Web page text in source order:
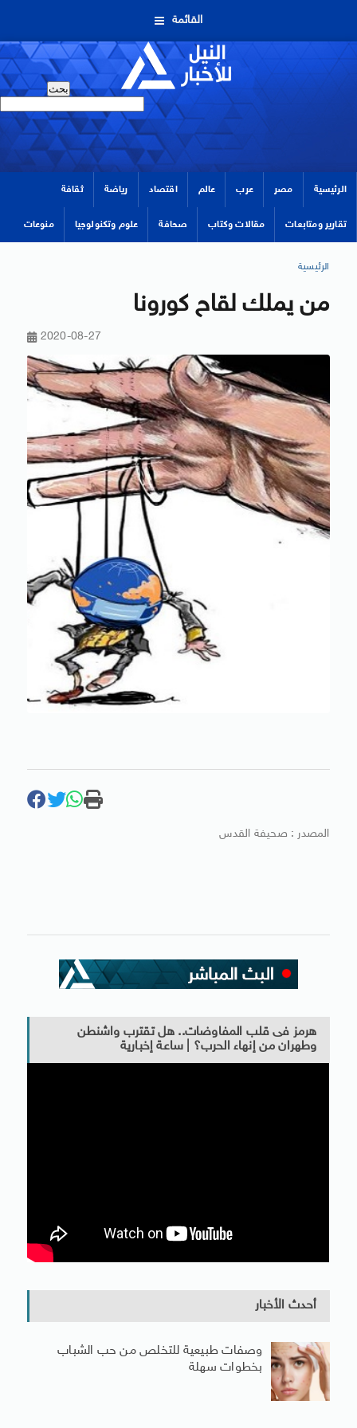
القائمة
الرئيسية مصر عرب عالم اقتصاد رياضة ثقافة
تقارير ومتابعات مقالات وكتاب صحافة علوم وتكنولوجيا منوعات
الرئيسية
من يملك لقاح كورونا
2020-08-27
المصدر : صحيفة القدس
هرمز فى قلب المفاوضات.. هل تقترب واشنطن
وطهران من إنهاء الحرب؟ | ساعة إخبارية
أحدث الأخبار
وصفات طبيعية للتخلص من حب الشباب
بخطوات سهلة